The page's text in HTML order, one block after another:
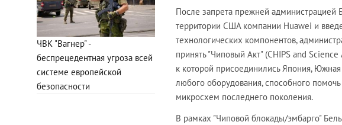
ЧВК "Вагнер" -
беспрецедентная угроза всей
системе европейской
безопасности
После запрета прежней администрацией
территории США компании Huawei и
технологических компонентов,
принять "Чиповый Акт" (CHIPS and
к которой присоединились Япония,
любого оборудования, способного
микросхем последнего поколения.
В рамках "Чиповой блокады/эмбарго"